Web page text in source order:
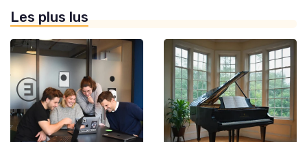
Les plus lus